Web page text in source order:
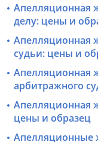
Апелляционная
делу: цены и
Апелляционная
судьи: цены и
Апелляционная
арбитражного
Апелляционная
цены и образец
Апелляционные